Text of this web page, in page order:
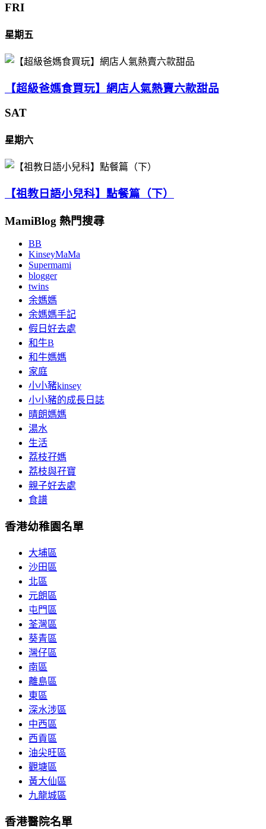
FRI
星期五
【超級爸媽食買玩】網店人氣熱賣六款甜品
SAT
星期六
【祖教日語小兒科】點餐篇（下）
MamiBlog 熱門搜尋
BB
KinseyMaMa
Supermami
blogger
twins
余媽媽
余媽媽手記
假日好去處
和牛B
和牛媽媽
家庭
小小豬kinsey
小小豬的成長日誌
晴朗媽媽
湯水
生活
荔枝孖媽
荔枝與孖寶
親子好去處
食譜
香港幼稚園名單
大埔區
沙田區
北區
元朗區
屯門區
荃灣區
葵青區
灣仔區
南區
離島區
東區
深水涉區
中西區
西貢區
油尖旺區
觀塘區
黃大仙區
九龍城區
香港醫院名單